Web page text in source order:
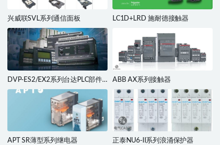
兴威联SVL系列通信面板 LC1D+LRD 施耐德接触器
DVP-ES2/EX2系列台达PLC部件
库
ABB AX系列接触器
APT SR薄型系列继电器 正泰NU6-II系列浪涌保护器